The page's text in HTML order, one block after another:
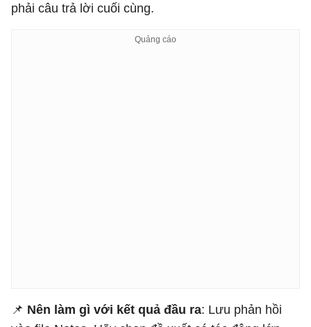
phải câu trả lời cuối cùng.
📌 Nên làm gì với kết quả đầu ra: Lưu phản hồi